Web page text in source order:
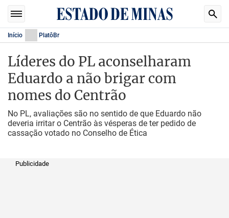
Início PlatôBr
Líderes do PL aconselharam
Eduardo a não brigar com
nomes do Centrão
No PL, avaliações são no sentido de que Eduardo não
deveria irritar o Centrão às vésperas de ter pedido de
cassação votado no Conselho de Ética
Publicidade